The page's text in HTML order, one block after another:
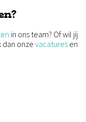
in ons team? Of wil jij
dan onzevacaturesen